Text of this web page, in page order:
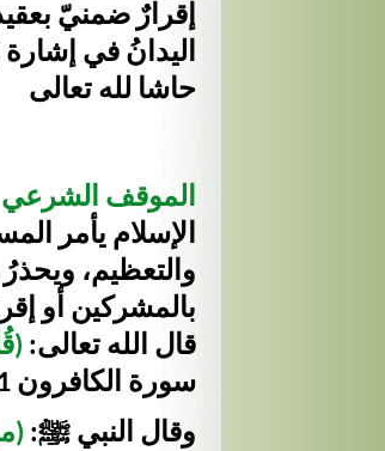
إقرارٌ ضمنيّ
اليدانُ في
حاشا لله تعالى
الموقف الشرعي
الإسلام يأمر
والتعظيم،
بالمشركين أو
قال الله تعالى:
سورة الكافرون 1–2
وقال النبي ﷺ: